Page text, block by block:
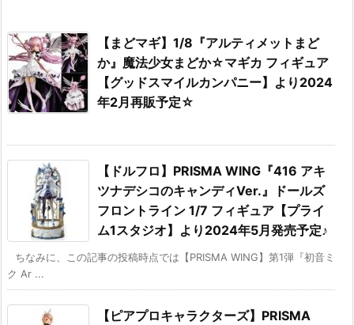
【まどマギ】1/8『アルティメットまど
か』魔法少女まどか☆マギカ フィギュア
【グッドスマイルカンパニー】より2024
年2月再販予定☆
【ドルフロ】PRISMA WING『416 アキ
ツナデシコのキャンディVer.』ドールズ
フロントライン 1/7 フィギュア【プライ
ム1スタジオ】より2024年5月発売予定♪
ちなみに、この記事の投稿時点では【PRISMA WING】第1弾『初音ミ
ク Ar ...
【ピアプロキャラクターズ】PRISMA